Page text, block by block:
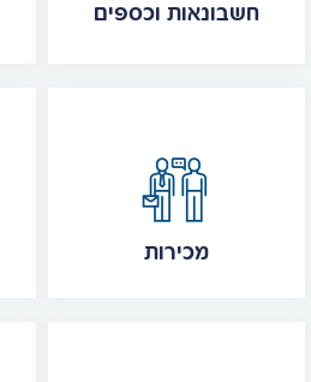
חשבונאות וכספים
מכירות